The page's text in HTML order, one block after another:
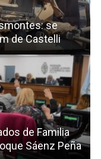
se
de Castelli
de Familia
Sáenz Peña